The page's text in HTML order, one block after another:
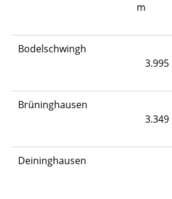
m
Bodelschwingh
3.995
Brüninghausen
3.349
Deininghausen